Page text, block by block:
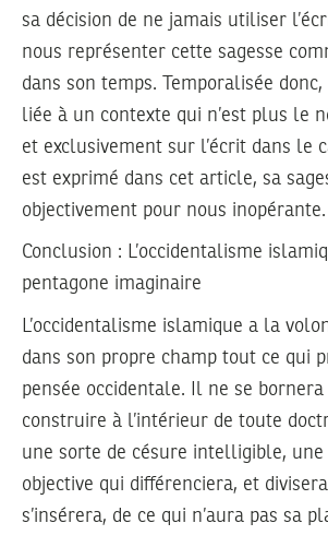
sa décision de ne jamais utiliser
nous représenter cette sagesse
dans son temps. Temporalisée
liée à un contexte qui n’est plus le
et exclusivement sur l’écrit dans le
est exprimé dans cet article, sa
objectivement pour nous inopérante.
Conclusion : L’occidentalisme
pentagone imaginaire
L’occidentalisme islamique a la
dans son propre champ tout ce qui
pensée occidentale. Il ne se bornera
construire à l’intérieur de toute
une sorte de césure intelligible,
objective qui différenciera, et
s’insérera, de ce qui n’aura pas sa